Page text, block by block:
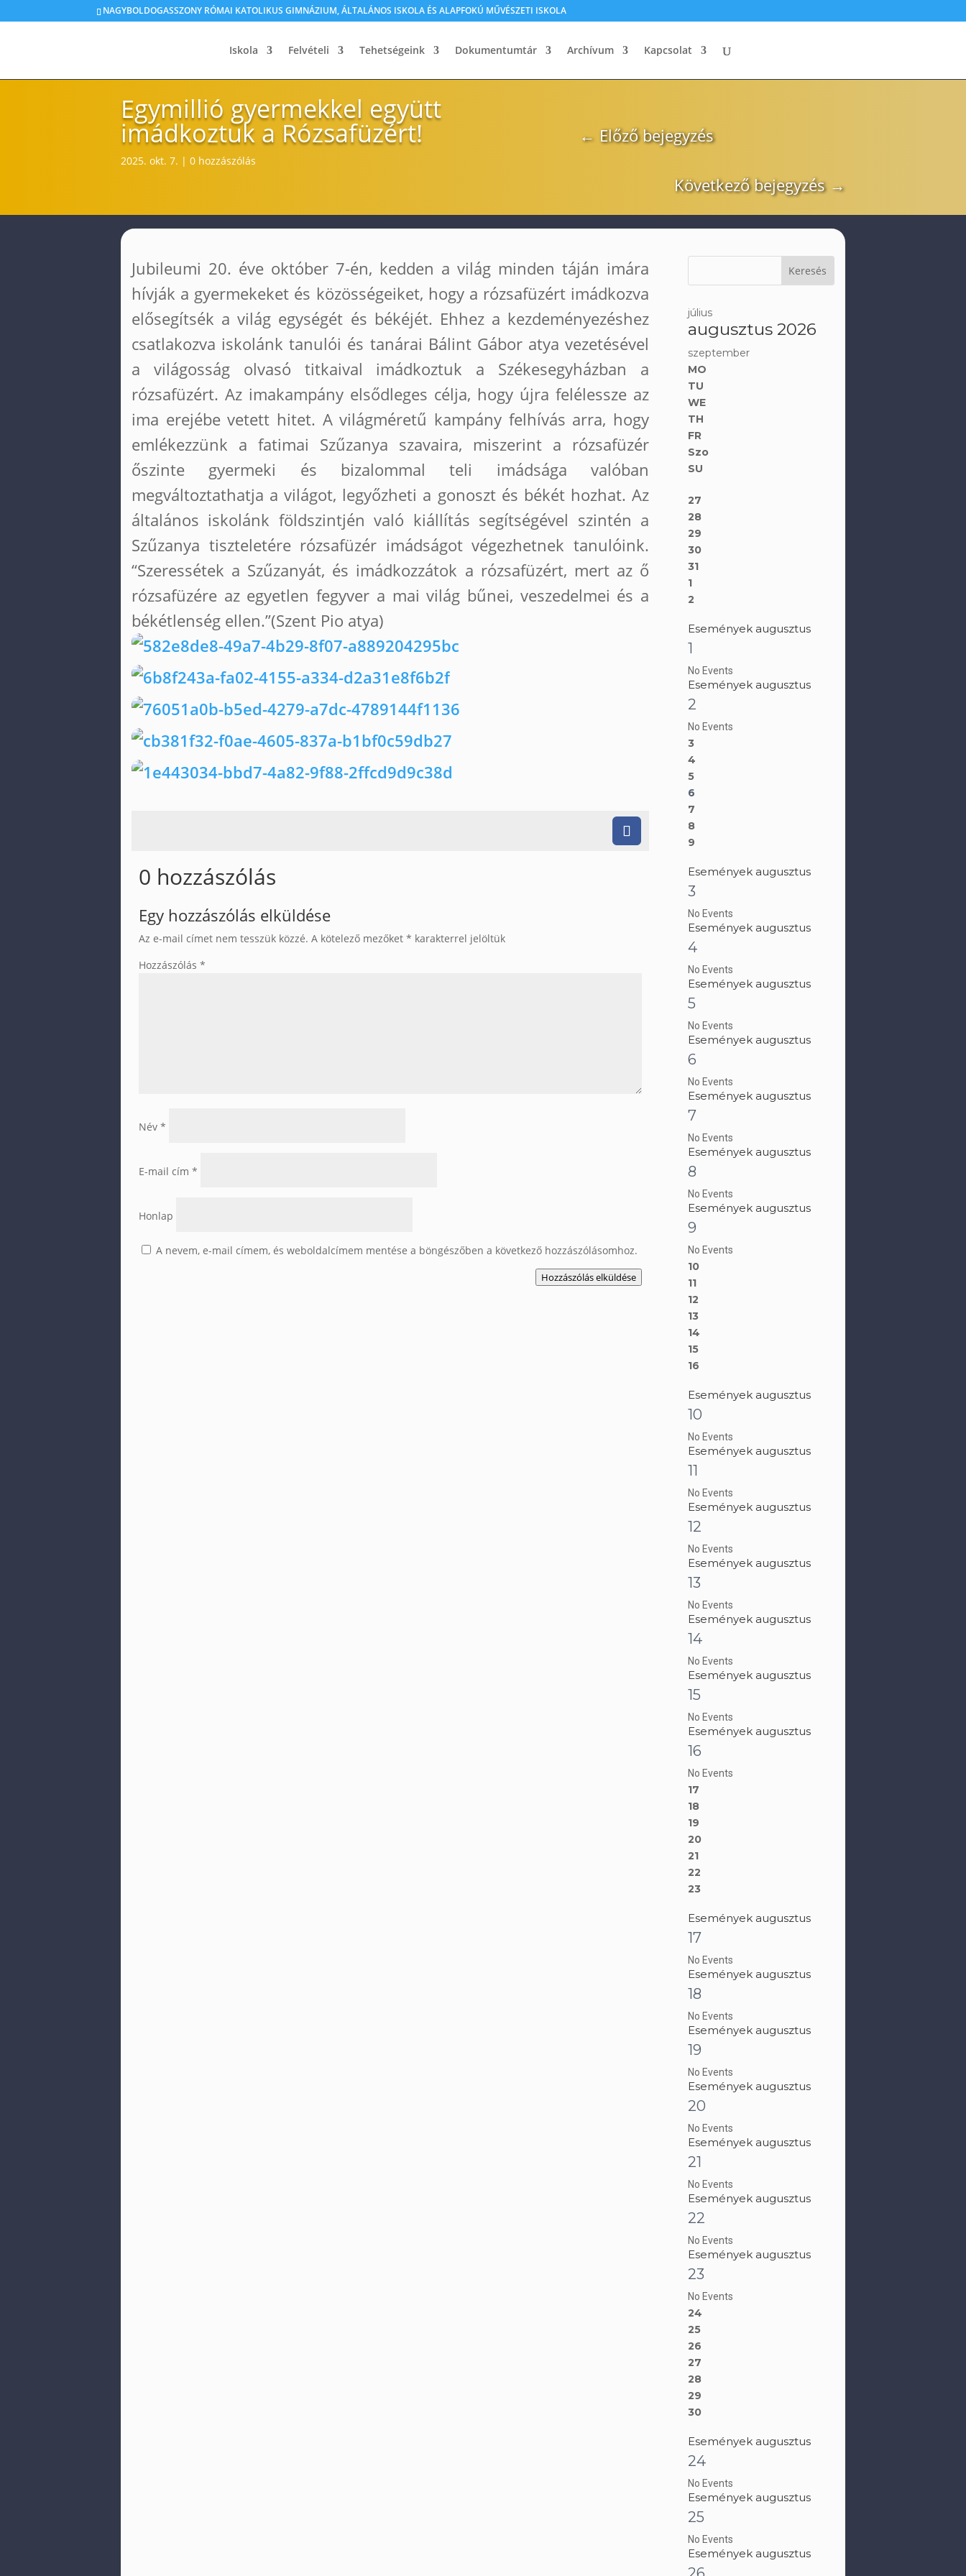
NAGYBOLDOGASSZONY RÓMAI KATOLIKUS GIMNÁZIUM, ÁLTALÁNOS ISKOLA ÉS ALAPFOKÚ MŰVÉSZETI ISKOLA
Iskola Felvételi Tehetségeink Dokumentumtár Archívum Kapcsolat
Egymillió gyermekkel együtt
imádkoztuk a Rózsafüzért!
2025. okt. 7. | 0 hozzászólás
← Előző bejegyzés
Következő bejegyzés→
Jubileumi 20. éve október 7-én, kedden a világ minden táján imára
hívják a gyermekeket és közösségeiket, hogy a rózsafüzért imádkozva
elősegítsék a világ egységét és békéjét. Ehhez a kezdeményezéshez
csatlakozva iskolánk tanulói és tanárai Bálint Gábor atya vezetésével
a világosság olvasó titkaival imádkoztuk a Székesegyházban a
rózsafüzért. Az imakampány elsődleges célja, hogy újra felélessze az
ima erejébe vetett hitet. A világméretű kampány felhívás arra, hogy
emlékezzünk a fatimai Szűzanya szavaira, miszerint a rózsafüzér
őszinte gyermeki és bizalommal teli imádsága valóban
megváltoztathatja a világot, legyőzheti a gonoszt és békét hozhat. Az
általános iskolánk földszintjén való kiállítás segítségével szintén a
Szűzanya tiszteletére rózsafüzér imádságot végezhetnek tanulóink.
“Szeressétek a Szűzanyát, és imádkozzátok a rózsafüzért, mert az ő
rózsafüzére az egyetlen fegyver a mai világ bűnei, veszedelmei és a
békétlenség ellen.”(Szent Pio atya)
0 hozzászólás
Egy hozzászólás elküldése
Az e-mail címet nem tesszük közzé. A kötelező mezőket * karakterrel jelöltük
Hozzászólás *
Név *
E-mail cím *
Honlap
A nevem, e-mail címem, és weboldalcímem mentése a böngészőben a következő hozzászólásomhoz.
Hozzászólás elküldése
július
augusztus 2026
szeptember
MO
TU
WE
TH
FR
Szo
SU
27
28
29
30
31
1
2
Események augusztus
1
No Events
Események augusztus
2
No Events
3
4
5
6
7
8
9
Események augusztus
3
No Events
Események augusztus
4
No Events
Események augusztus
5
No Events
Események augusztus
6
No Events
Események augusztus
7
No Events
Események augusztus
8
No Events
Események augusztus
9
No Events
10
11
12
13
14
15
16
Események augusztus
10
No Events
Események augusztus
11
No Events
Események augusztus
12
No Events
Események augusztus
13
No Events
Események augusztus
14
No Events
Események augusztus
15
No Events
Események augusztus
16
No Events
17
18
19
20
21
22
23
Események augusztus
17
No Events
Események augusztus
18
No Events
Események augusztus
19
No Events
Események augusztus
20
No Events
Események augusztus
21
No Events
Események augusztus
22
No Events
Események augusztus
23
No Events
24
25
26
27
28
29
30
Események augusztus
24
No Events
Események augusztus
25
No Events
Események augusztus